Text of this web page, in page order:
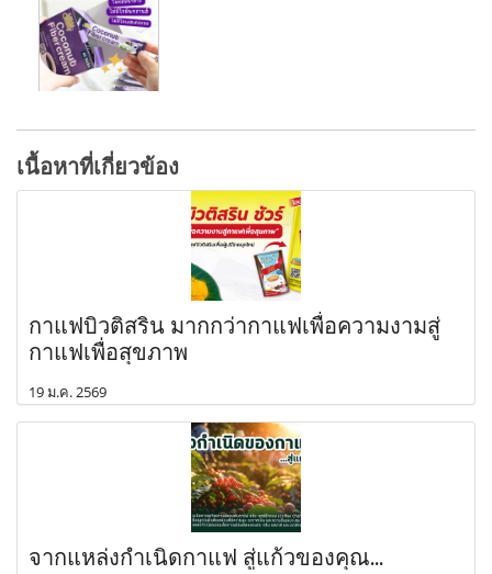
เนื้อหาที่เกี่ยวข้อง
กาแฟบิวติสริน มากกว่ากาแฟเพื่อความงามสู่
กาแฟเพื่อสุขภาพ
19 ม.ค. 2569
จากแหล่งกำเนิดกาแฟ สู่แก้วของคุณ...